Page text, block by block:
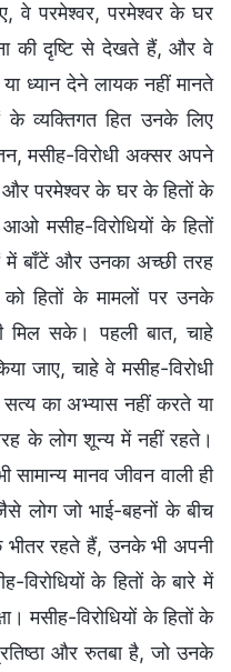
वे परमेश्वर, परमेश्वर के घर
की दृष्टि से देखते हैं, और वे
ध्यान देने लायक नहीं मानते
के व्यक्तिगत हित उनके लिए
मसीह-विरोधी अक्सर अपने
और परमेश्वर के घर के हितों के
मसीह-विरोधियों के हितों
में बाँटें और उनका अच्छी तरह
हितों के मामलों पर उनके
मिल सके। पहली बात, चाहे
जाए, चाहे वे मसीह-विरोधी
सत्य का अभ्यास नहीं करते या
के लोग शून्य में नहीं रहते।
मानव जीवन वाली ही
लोग जो भाई-बहनों के बीच
रहते हैं, उनके भी अपनी
विरोधियों के हितों के बारे में
मसीह-विरोधियों के हितों के
और रुतबा है, जो उनके